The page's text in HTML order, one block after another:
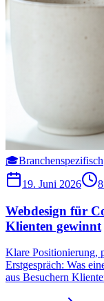
🎓Branchenspezifisch
19. Juni 2026
Webdesign für
Klienten gewinnt
Klare Positionierung,
Erstgespräch: Was
aus Besuchern